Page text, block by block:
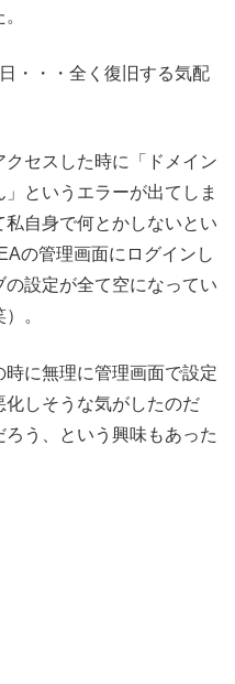
・・・全く復旧する気配
セスした時に「ドメイン
というエラーが出てしま
自身で何とかしないとい
の管理画面にログインし
設定が全て空になってい
。
に無理に管理画面で設定
化しそうな気がしたのだ
う、という興味もあった